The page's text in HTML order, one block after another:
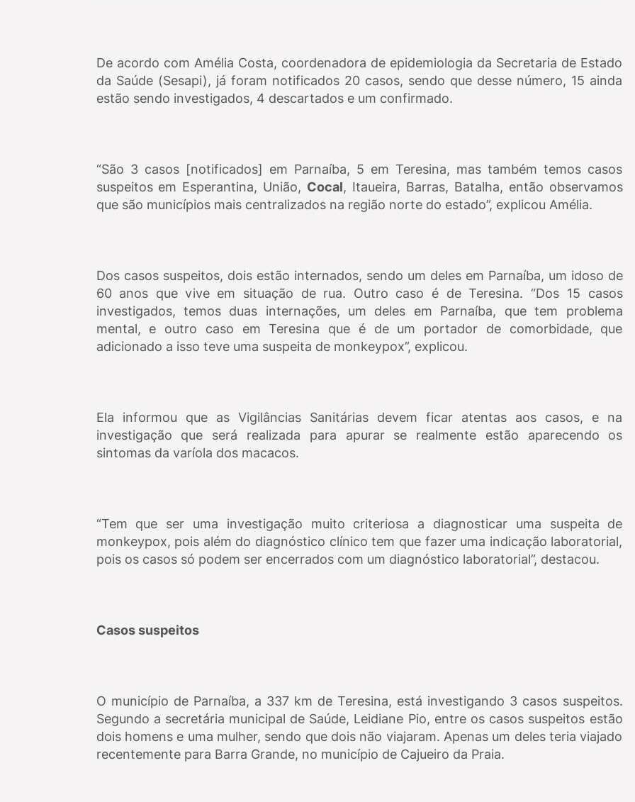
De acordo com Amélia Costa, coordenadora de epidemiologia da Secretaria de Estado
da Saúde (Sesapi), já foram notificados 20 casos, sendo que desse número, 15 ainda
estão sendo investigados, 4 descartados e um confirmado.
“São 3 casos [notificados] em Parnaíba, 5 em Teresina, mas também temos casos
suspeitos em Esperantina, União, Cocal, Itaueira, Barras, Batalha, então observamos
que são municípios mais centralizados na região norte do estado”, explicou Amélia.
Dos casos suspeitos, dois estão internados, sendo um deles em Parnaíba, um idoso de
60 anos que vive em situação de rua. Outro caso é de Teresina. “Dos 15 casos
investigados, temos duas internações, um deles em Parnaíba, que tem problema
mental, e outro caso em Teresina que é de um portador de comorbidade, que
adicionado a isso teve uma suspeita de monkeypox”, explicou.
Ela informou que as Vigilâncias Sanitárias devem ficar atentas aos casos, e na
investigação que será realizada para apurar se realmente estão aparecendo os
sintomas da varíola dos macacos.
“Tem que ser uma investigação muito criteriosa a diagnosticar uma suspeita de
monkeypox, pois além do diagnóstico clínico tem que fazer uma indicação laboratorial,
pois os casos só podem ser encerrados com um diagnóstico laboratorial”, destacou.
Casos suspeitos
O município de Parnaíba, a 337 km de Teresina, está investigando 3 casos suspeitos.
Segundo a secretária municipal de Saúde, Leidiane Pio, entre os casos suspeitos estão
dois homens e uma mulher, sendo que dois não viajaram. Apenas um deles teria viajado
recentemente para Barra Grande, no município de Cajueiro da Praia.